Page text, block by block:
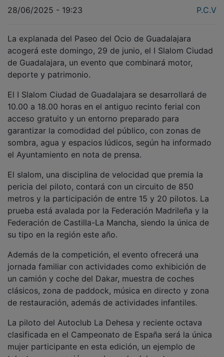
28/06/2025 - 19:23
acogerá este domingo, 29 de junio, el I Slalom Ciudad
de Guadalajara, un evento que combinará motor,
deporte y patrimonio.
10.00 a 18.00 horas en el antiguo recinto ferial con
acceso gratuito y un entorno preparado para
garantizar la comodidad del público, con zonas de
sombra, agua y espacios lúdicos, según ha informado
el Ayuntamiento en nota de prensa.
pericia del piloto, contará con un circuito de 850
metros y la participación de entre 15 y 20 pilotos. La
prueba está avalada por la Federación Madrileña y la
Federación de Castilla-La Mancha, siendo la única de
su tipo en la región este año.
jornada familiar con actividades como exhibición de
un camión y coche del Dakar, muestra de coches
clásicos, zona de paddock, música en directo y zona
de restauración, además de actividades infantiles.
clasificada en el Campeonato de España será la única
mujer participante en esta edición, un ejemplo de
talento y superación en el mundo del motor, que con